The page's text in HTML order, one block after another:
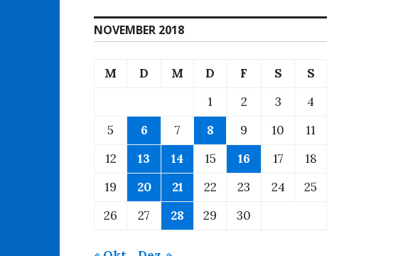
NOVEMBER 2018
M D M D F S
S
1
2 3
4
5
6 7 8 9 10
11
12
13 14 15 16 17
18
19
20 21 22 23 24
25
26
27 28 29 30